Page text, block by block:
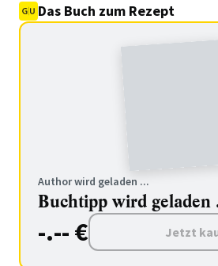
Das Buch zum Rezept
Author wird geladen ...
Buchtipp wird geladen
-.-- € Jetzt